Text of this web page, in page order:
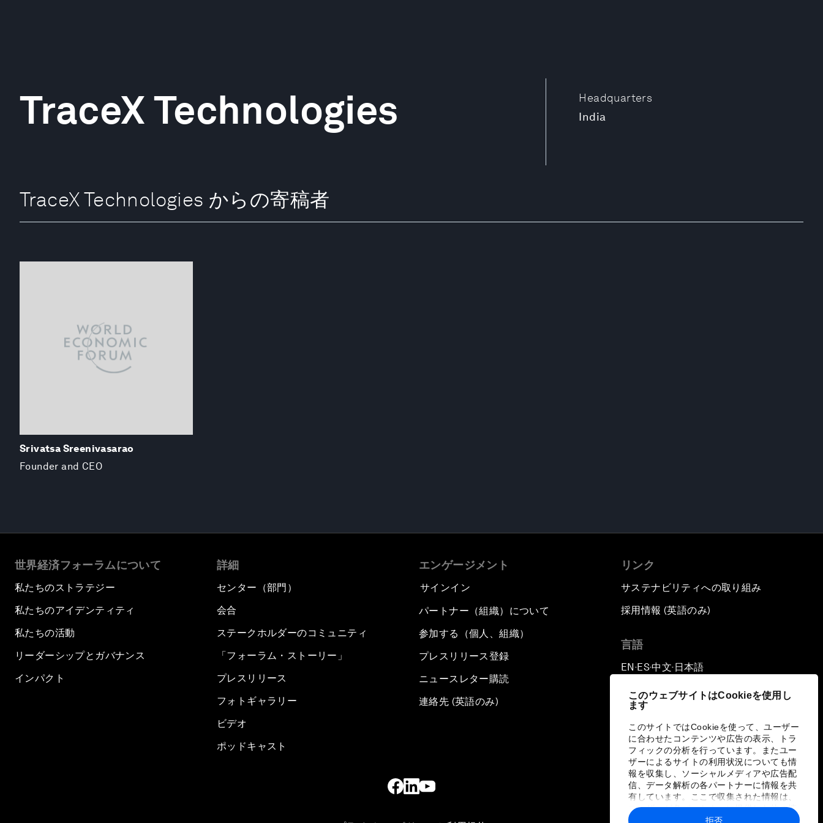
このウェブサイトはCookieを使用し
ます
このサイトではCookieを使って、ユーザー
に合わせたコンテンツや広告の表示、トラ
フィックの分析を行っています。またユー
ザーによるサイトの利用状況についても情
報を収集し、ソーシャルメディアや広告配
信、データ解析の各パートナーに情報を共
有しています。ここで収集された情報は、
ユーザーが各パートナーに提供した他の情
報や各パートナーのサービスを使用した際
拒否
Headquarters
India
TraceX Technologies
TraceX Technologies からの寄稿者
Srivatsa Sreenivasarao
Founder and CEO
世界経済フォーラムについて
私たちのストラテジー
私たちのアイデンティティ
私たちの活動
リーダーシップとガバナンス
インパクト
詳細
センター（部門）
会合
ステークホルダーのコミュニティ
「フォーラム・ストーリー」
プレスリリース
フォトギャラリー
ビデオ
ポッドキャスト
エンゲージメント
サインイン
パートナー（組織）について
参加する（個人、組織）
プレスリリース登録
ニュースレター購読
連絡先 (英語のみ)
リンク
サステナビリティへの取り組み
採用情報 (英語のみ)
言語
EN ▪ES▪中文▪ 日本語